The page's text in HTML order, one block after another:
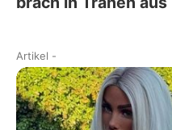
Artikel -